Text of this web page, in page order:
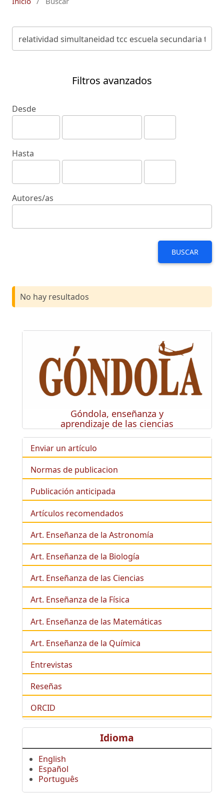
Filtros avanzados
Desde
Hasta
Autores/as
BUSCAR
No hay resultados
Góndola, enseñanza y
aprendizaje de las ciencias
Enviar un artículo
Normas de publicacion
Publicación anticipada
Artículos recomendados
Art. Enseñanza de la Astronomía
Art. Enseñanza de la Biología
Art. Enseñanza de las Ciencias
Art. Enseñanza de la Física
Art. Enseñanza de las Matemáticas
Art. Enseñanza de la Química
Entrevistas
Reseñas
ORCID
Idioma
English
Español
Português